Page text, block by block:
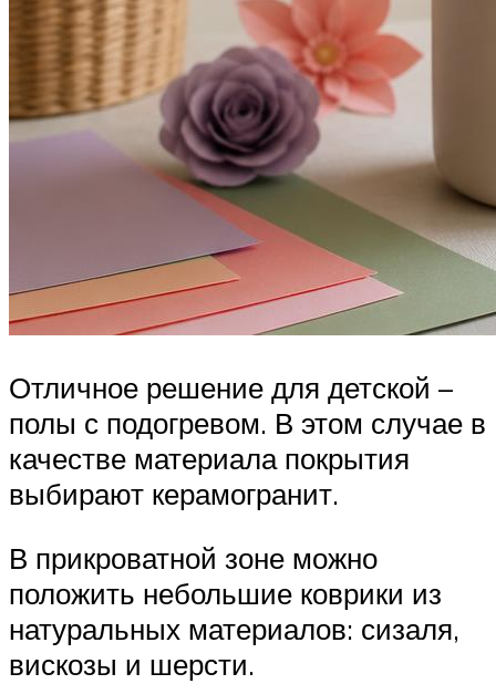
Отличное решение для детской –
полы с подогревом. В этом случае в
качестве материала покрытия
выбирают керамогранит.
В прикроватной зоне можно
положить небольшие коврики из
натуральных материалов: сизаля,
вискозы и шерсти.